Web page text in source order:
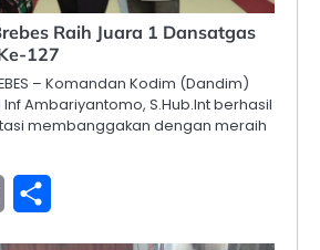
Raih Juara 1 Dansatgas
127
– Komandan Kodim (Dandim)
Inf Ambariyantomo, S.Hub.Int berhasil
membanggakan dengan meraih
Email